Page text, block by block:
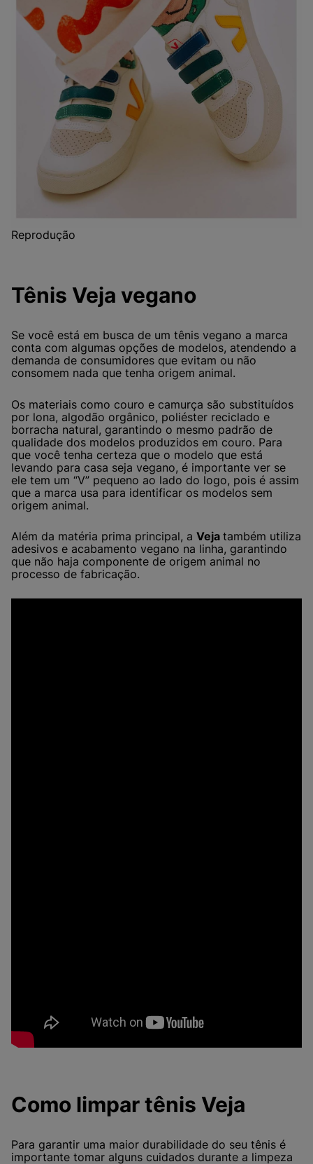
Reprodução
Tênis Veja vegano
Se você está em busca de um tênis vegano a marca
conta com algumas opções de modelos, atendendo a
demanda de consumidores que evitam ou não
consomem nada que tenha origem animal.
Os materiais como couro e camurça são substituídos
por lona, algodão orgânico, poliéster reciclado e
borracha natural, garantindo o mesmo padrão de
qualidade dos modelos produzidos em couro. Para
que você tenha certeza que o modelo que está
levando para casa seja vegano, é importante ver se
ele tem um “V” pequeno ao lado do logo, pois é assim
que a marca usa para identificar os modelos sem
origem animal.
Além da matéria prima principal, a Veja também utiliza
adesivos e acabamento vegano na linha, garantindo
que não haja componente de origem animal no
processo de fabricação.
Como limpar tênis Veja
Para garantir uma maior durabilidade do seu tênis é
importante tomar alguns cuidados durante a limpeza